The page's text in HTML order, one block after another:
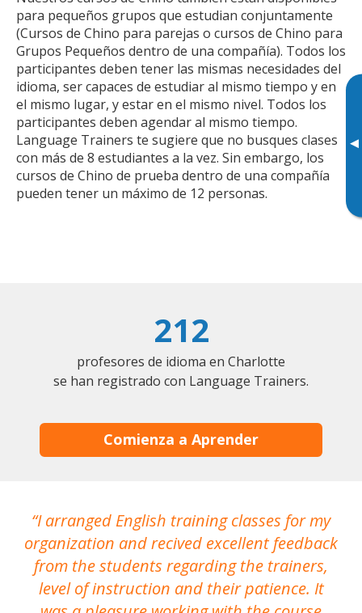
▸
para pequeños grupos que estudian conjuntamente
(Cursos de Chino para parejas o cursos de Chino para
Grupos Pequeños dentro de una compañía). Todos los
participantes deben tener las mismas necesidades del
idioma, ser capaces de estudiar al mismo tiempo y en
el mismo lugar, y estar en el mismo nivel. Todos los
participantes deben agendar al mismo tiempo.
Language Trainers te sugiere que no busques clases
con más de 8 estudiantes a la vez. Sin embargo, los
cursos de Chino de prueba dentro de una compañía
pueden tener un máximo de 12 personas.
212
profesores de idioma en Charlotte
se han registrado con Language Trainers.
Comienza a Aprender
I arranged English training classes for my
organization and recived excellent feedback
from the students regarding the trainers,
level of instruction and their patience. It